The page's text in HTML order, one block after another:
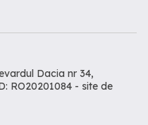
Dacia nr 34,
RO20201084 - site de